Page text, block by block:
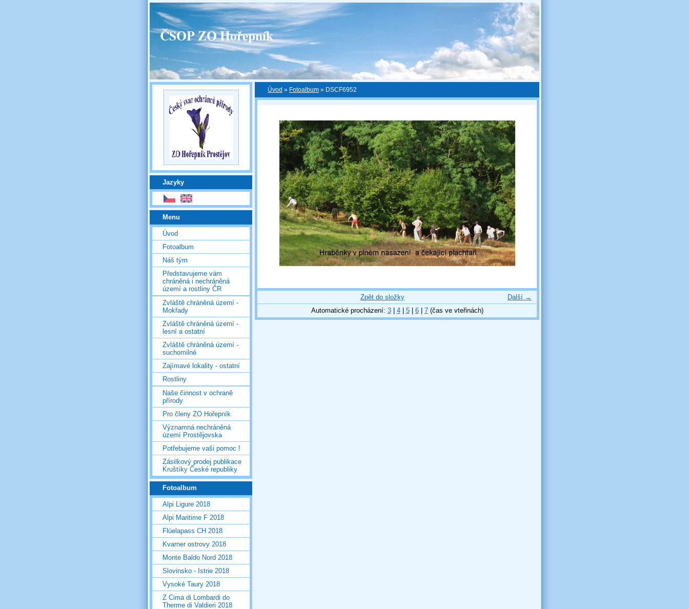
ČSOP ZO Hořepník
Úvod » Fotoalbum » DSCF6952
Další →
Zpět do složky
Automatické procházení: 3| 4| 5| 6| 7(čas ve vteřinách)
Jazyky
Menu
Úvod
Fotoalbum
Náš tým
Představujeme vám
chráněná i nechráněná
území a rostliny ČR
Zvláště chráněná území -
Mokřady
Zvláště chráněná území -
lesní a ostatní
Zvláště chráněná území -
suchomilné
Zajímavé lokality - ostatní
Rostliny
Naše činnost v ochraně
přírody
Pro členy ZO Hořepník
Významná nechráněná
území Prostějovska
Potřebujeme vaši pomoc !
Zásilkový prodej publikace
Kruštíky České republiky
Fotoalbum
Alpi Ligure 2018
Alpi Maritime F 2018
Flüelapass CH 2018
Kvarner ostrovy 2018
Monte Baldo Nord 2018
Slovinsko - Istrie 2018
Vysoké Taury 2018
Z Cima di Lombardi do
Therme di Valdieri 2018